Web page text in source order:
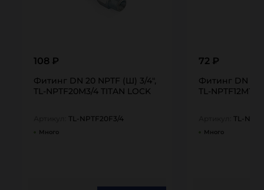
108 ₽
Фитинг DN 20 NPTF (Ш) 3/4",
TL-NPTF20M3/4 TITAN LOCK
TL-NPTF20F3/4
Много
72 ₽
Фитинг DN 12
TL-NPTF12M1/2
TL-
Много